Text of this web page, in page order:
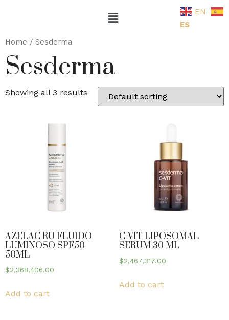
EN
ES
Home / Sesderma
Sesderma
Showing all 3 results
AZELAC RU FLUIDO
LUMINOSO SPF50
50ML
$2,368,406.00
Add to cart
C-VIT LIPOSOMAL
SERUM 30 ML
$2,467,317.00
Add to cart